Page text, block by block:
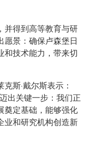
并得到高等教育与研
愿景：确保卢森堡日
和技术能力，带来切
斯·戴尔斯表示：
出关键一步：我们正
奠定基础，能够强化
业和研究机构创造新